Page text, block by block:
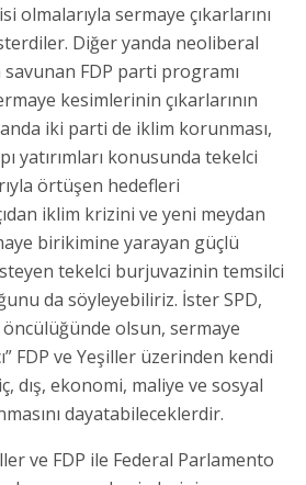
olmalarıyla sermaye çıkarlarını
Diğer yanda neoliberal
savunan FDP parti programı
kesimlerinin çıkarlarının
iki parti de iklim korunması,
yatırımları konusunda tekelci
örtüşen hedefleri
iklim krizini ve yeni meydan
birikimine yarayan güçlü
tekelci burjuvazinin temsilci
da söyleyebiliriz. İster SPD,
öncülüğünde olsun, sermaye
FDP ve Yeşiller üzerinden kendi
dış, ekonomi, maliye ve sosyal
dayatabileceklerdir.
ve FDP ile Federal Parlamento